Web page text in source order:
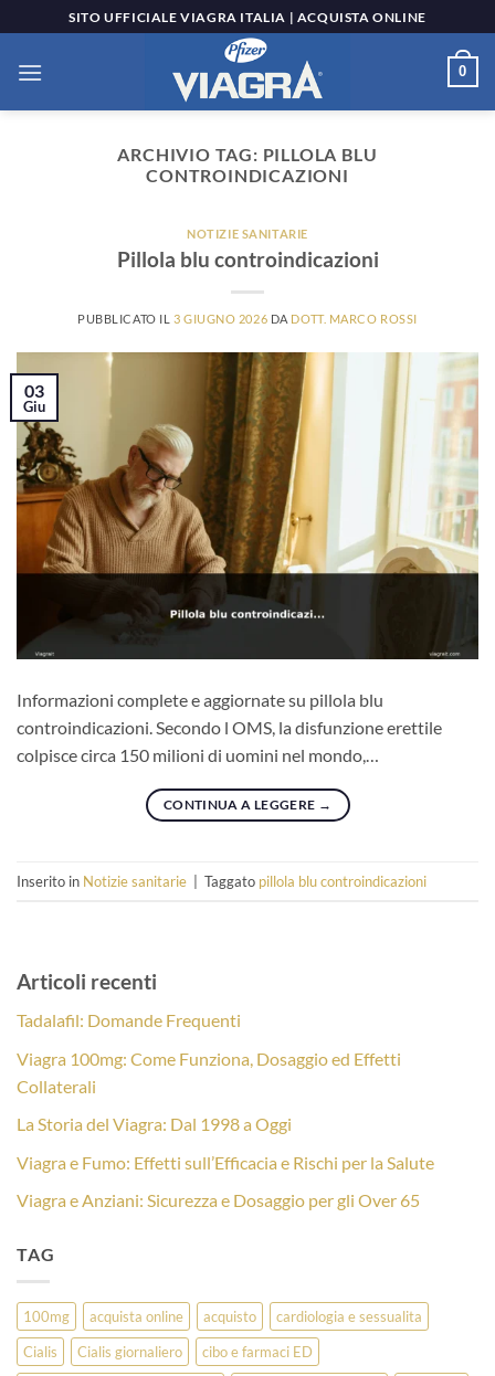
ai
contenuti
SITO UFFICIALE VIAGRA ITALIA | ACQUISTA ONLINE
0
ARCHIVIO TAG: PILLOLA BLU
CONTROINDICAZIONI
NOTIZIE SANITARIE
Pillola blu controindicazioni
PUBBLICATO IL 3 GIUGNO 2026 DA DOTT. MARCO ROSSI
03
Giu
Informazioni complete e aggiornate su pillola blu
controindicazioni. Secondo l OMS, la disfunzione erettile
colpisce circa 150 milioni di uomini nel mondo,…
CONTINUA A LEGGERE →
Inserito in Notizie sanitarie Taggato pillola blu controindicazioni
Articoli recenti
Tadalafil: Domande Frequenti
Viagra 100mg: Come Funziona, Dosaggio ed Effetti
Collaterali
La Storia del Viagra: Dal 1998 a Oggi
Viagra e Fumo: Effetti sull’Efficacia e Rischi per la Salute
Viagra e Anziani: Sicurezza e Dosaggio per gli Over 65
TAG
100mg acquista online acquisto
cardiologia e sessualita
Cialis
Cialis giornaliero
cibo e farmaci ED